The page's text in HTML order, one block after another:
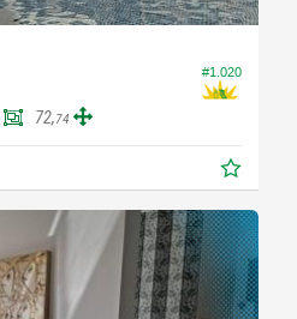
#1.020
72,74